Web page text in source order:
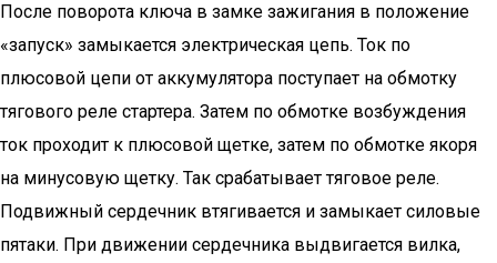
После поворота ключа в замке зажигания в положение
«запуск» замыкается электрическая цепь. Ток по
плюсовой цепи от аккумулятора поступает на обмотку
тягового реле стартера. Затем по обмотке возбуждения
ток проходит к плюсовой щетке, затем по обмотке якоря
на минусовую щетку. Так срабатывает тяговое реле.
Подвижный сердечник втягивается и замыкает силовые
пятаки. При движении сердечника выдвигается вилка,